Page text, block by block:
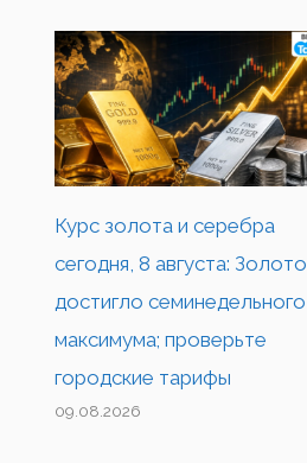
Курс золота и серебра
сегодня, 8 августа: Золото
достигло семинедельного
максимума; проверьте
городские тарифы
09.08.2026